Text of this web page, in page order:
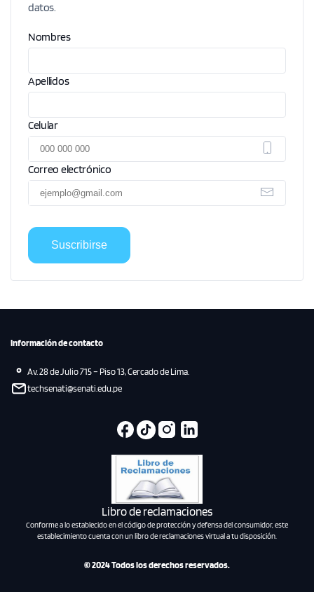
datos.
Nombres
Apellidos
Celular
Correo electrónico
Suscribirse
Información de contacto
Av. 28 de Julio 715 – Piso 13, Cercado de Lima.
techsenati@senati.edu.pe
Libro de reclamaciones
Conforme a lo establecido en el código de protección y defensa del consumidor, este
establecimiento cuenta con un libro de reclamaciones virtual a tu disposición.
© 2024 Todos los derechos reservados.